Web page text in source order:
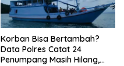
‎Korban Bisa Bertambah?
Data Polres Catat 24
Penumpang Masih Hilang,